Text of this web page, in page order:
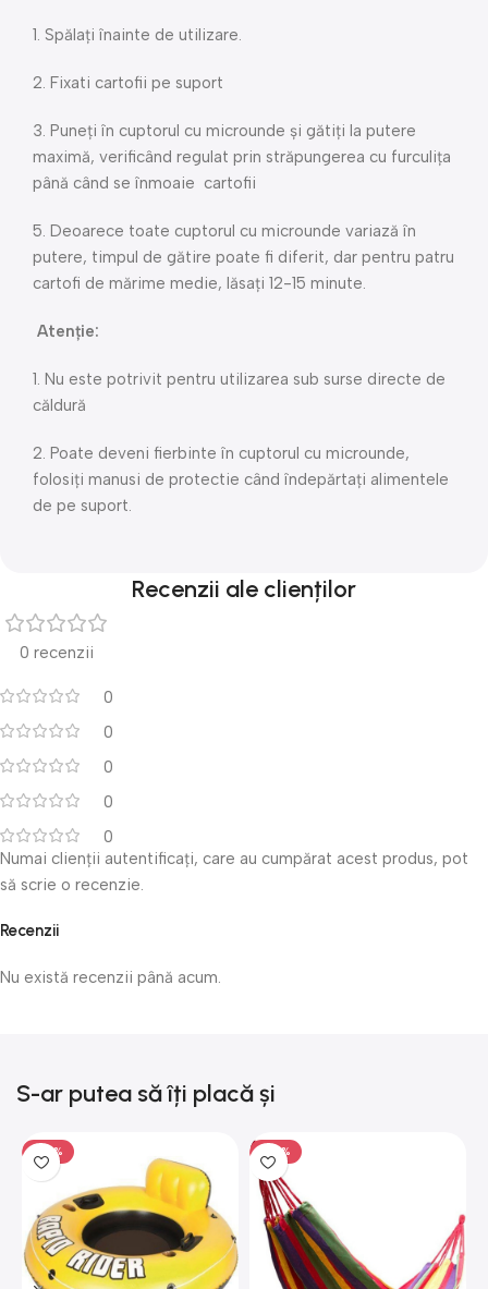
1. Spălați înainte de utilizare.
2. Fixati cartofii pe suport
3. Puneți în cuptorul cu microunde și gătiți la putere
maximă, verificând regulat prin străpungerea cu furculița
până când se înmoaie cartofii
5. Deoarece toate cuptorul cu microunde variază în
putere, timpul de gătire poate fi diferit, dar pentru patru
cartofi de mărime medie, lăsați 12-15 minute.
Atenţie:
1. Nu este potrivit pentru utilizarea sub surse directe de
căldură
2. Poate deveni fierbinte în cuptorul cu microunde,
folosiți manusi de protectie când îndepărtați alimentele
de pe suport.
Recenzii ale clienților
0 recenzii
0
0
0
0
0
Recenzii
Nu există recenzii până acum.
Numai clienții autentificați, care au cumpărat acest produs, pot
să scrie o recenzie.
S-ar putea să îți placă și
-50% -50%